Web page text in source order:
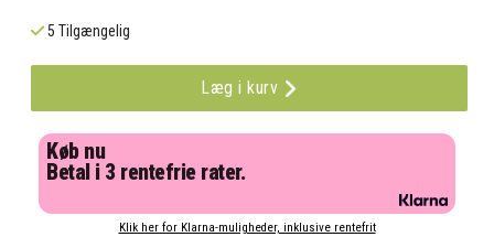
5 Tilgængelig
Læg i kurv
Køb nu
Betal i 3 rentefrie rater.
Klik her for Klarna-muligheder, inklusive rentefrit